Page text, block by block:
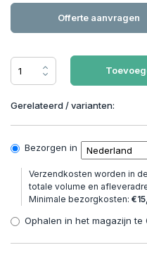
Offerte aanvragen
Gerelateerd / varianten:
Bezorgen in
Verzendkosten worden in
totale volume en
Minimale bezorgkosten:
Ophalen in het magazijn te